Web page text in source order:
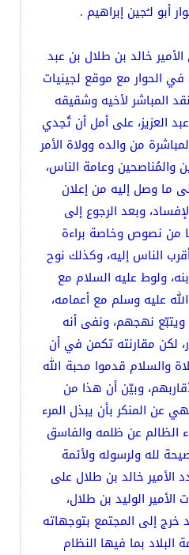
أبو لـُجين إبراهيم .
خالد بن طلال بن عبد
في الحوار مع موقع لجينيات
المباشر لأخيه وشقيقه
العزيز، على أمل أن تُجدي
من والده وولاة الأمر
والمُناصحين وعامة الناس،
ما وصل إليه من إعلان
وبعد الرجوع إلى
من نصوص وخاصة براءة
الناس إليه، وكذلك نوح
ولوط عليه السلام مع
عليه وسلم مع أعمامه،
نهجهم، ونفى أنه
لكن مقارنته تكمن في أن
والسلام قدموا محبة الله
وبيّن أن هذا من
عن المنكر بأن يبذل المرء
الظالم عن ظلمه والفاسق
لله ولرسوله ولأئمة
الأمير خالد بن طلال على
الوليد بن طلال،
خرج إلى المجتمع بتوجهاته
البلاد بما فيها النظام